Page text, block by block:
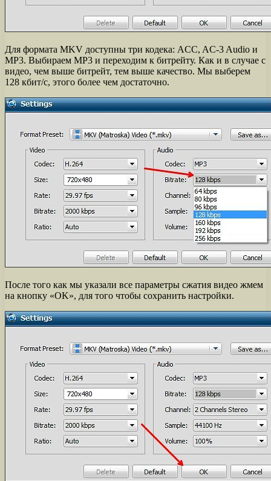
Для формата MKV доступны три кодека: ACC, AC-3 Audio и
MP3. Выбираем MP3 и переходим к битрейту. Как и в случае с
видео, чем выше битрейт, тем выше качество. Мы выберем
128 кбит/с, этого более чем достаточно.
После того как мы указали все параметры сжатия видео жмем
на кнопку «OK», для того чтобы сохранить настройки.